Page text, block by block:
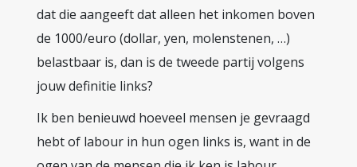
dat die aangeeft dat alleen het inkomen boven
de 1000/euro (dollar, yen, molenstenen, …)
belastbaar is, dan is de tweede partij volgens
jouw definitie links?
Ik ben benieuwd hoeveel mensen je gevraagd
hebt of labour in hun ogen links is, want in de